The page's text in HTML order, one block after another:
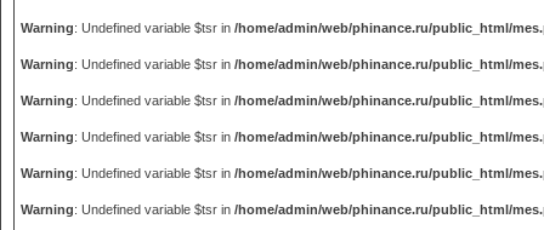
Warning: Undefined variable $tsr in /home/admin/web/phinance.ru/public_html/
Warning: Undefined variable $tsr in /home/admin/web/phinance.ru/public_html/
Warning: Undefined variable $tsr in /home/admin/web/phinance.ru/public_html/
Warning: Undefined variable $tsr in /home/admin/web/phinance.ru/public_html/
Warning: Undefined variable $tsr in /home/admin/web/phinance.ru/public_html/
Warning: Undefined variable $tsr in /home/admin/web/phinance.ru/public_html/